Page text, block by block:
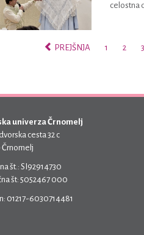
celostna
PREJŠNJA 1 2 3
univerza Črnomelj
cesta 32 c
Črnomelj
št.: SI92914730
št: 5052467 000
01217-6030714481